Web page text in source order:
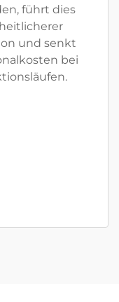
führt dies
und senkt
bei